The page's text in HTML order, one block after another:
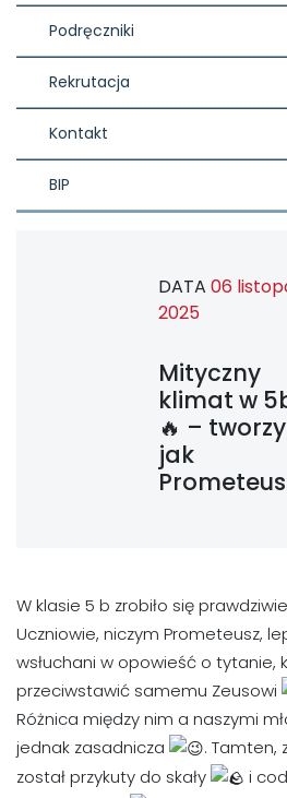
Podręczniki
Rekrutacja
Kontakt
BIP
DATA 06
2025
Mityczny
klimat w
🔥 –
jak
W klasie 5 b zrobiło się
Uczniowie, niczym Prometeusz,
wsłuchani w opowieść o tytanie,
przeciwstawić samemu Zeusowi
Różnica między nim a naszymi
jednak zasadnicza
. Tamten,
został przykuty do skały
i